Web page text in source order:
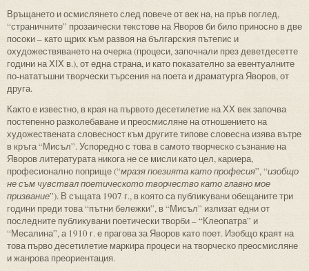
Връщането и осмислянето след повече от век на, на пръв поглед,
“страничните” прозаически текстове на Яворов би било приносно в две
посоки – като щрих към развоя на българския пътепис и
охудожествяването на очерка (процеси, започнали през деветдесетте
години на ХІХ в.), от една страна, и като показателно за евентуалните
по-нататъшни творчески търсения на поета и драматурга Яворов, от
друга.
Както е известно, в края на първото десетилетие на ХХ век започва
постепенно разколебаване и преосмисляне на отношението на
художествената словесност към другите типове словесна изява вътре
в кръга “Мисъл”. Успоредно с това в самото творческо съзнание на
Яворов литературата никога не се мисли като цел, кариера,
професионално поприще (“мразя поезията като професия”, “изобщо
не съм чувствал поетическото творчество като главно мое
призвание”). В същата 1907 г., в която са публикувани обещаните три
години преди това “пътни бележки”, в “Мисъл” излизат едни от
последните публикувани поетически творби – “Клеопатра” и
“Месалина”, а 1910 г. е прагова за Яворов като поет. Изобщо краят на
това първо десетилетие маркира процеси на творческо преосмисляне
и жанрова преориентация.